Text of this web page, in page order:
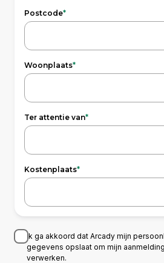
Postcode*
Woonplaats*
Ter attentie van*
Kostenplaats*
Ik ga akkoord dat Arcady mijn
gegevens opslaat om mijn
verwerken.